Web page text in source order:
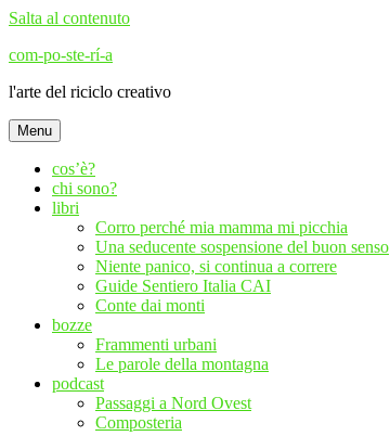
Salta al contenuto
com-po-ste-rí-a
l'arte del riciclo creativo
Menu
cos’è?
chi sono?
libri
Corro perché mia mamma mi picchia
Una seducente sospensione del buon senso
Niente panico, si continua a correre
Guide Sentiero Italia CAI
Conte dai monti
bozze
Frammenti urbani
Le parole della montagna
podcast
Passaggi a Nord Ovest
Composteria